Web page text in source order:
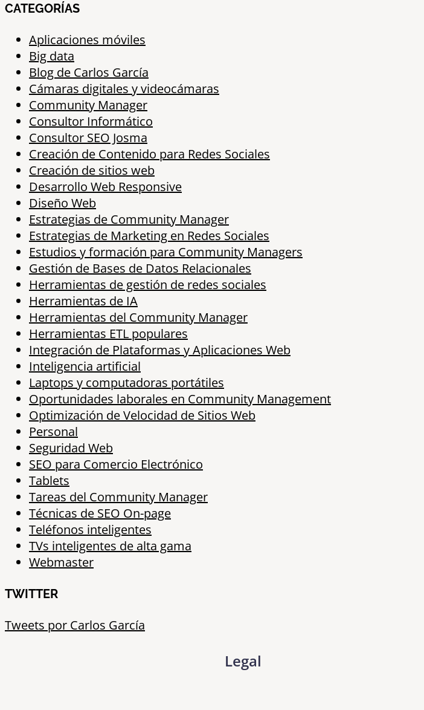
CATEGORÍAS
Aplicaciones móviles
Big data
Blog de Carlos García
Cámaras digitales y videocámaras
Community Manager
Consultor Informático
Consultor SEO Josma
Creación de Contenido para Redes Sociales
Creación de sitios web
Desarrollo Web Responsive
Diseño Web
Estrategias de Community Manager
Estrategias de Marketing en Redes Sociales
Estudios y formación para Community Managers
Gestión de Bases de Datos Relacionales
Herramientas de gestión de redes sociales
Herramientas de IA
Herramientas del Community Manager
Herramientas ETL populares
Integración de Plataformas y Aplicaciones Web
Inteligencia artificial
Laptops y computadoras portátiles
Oportunidades laborales en Community Management
Optimización de Velocidad de Sitios Web
Personal
Seguridad Web
SEO para Comercio Electrónico
Tablets
Tareas del Community Manager
Técnicas de SEO On-page
Teléfonos inteligentes
TVs inteligentes de alta gama
Webmaster
TWITTER
Tweets por Carlos García
Legal